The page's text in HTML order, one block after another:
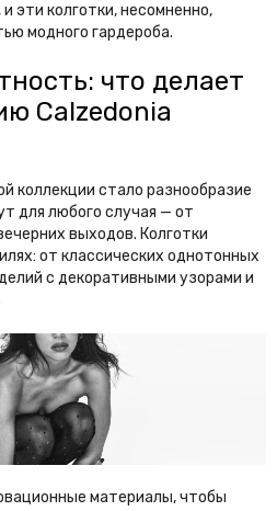
эти колготки, несомненно,
модного гардероба.
что делает
Calzedonia
коллекции стало разнообразие
для любого случая — от
выходов. Колготки
от классических однотонных
с декоративными узорами и
материалы, чтобы